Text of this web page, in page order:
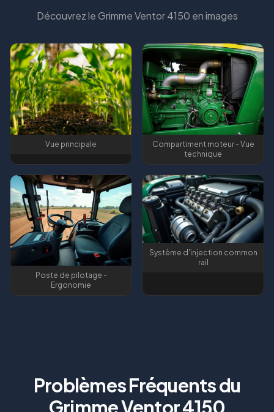
Découvrez leGrimme Ventor 4150 en images
Vue principale
Compartiment moteur - Vue
technique
Poste de pilotage -
Ergonomie
Système d'injection common
rail
Problèmes Fréquents du
Grimme Ventor 4150